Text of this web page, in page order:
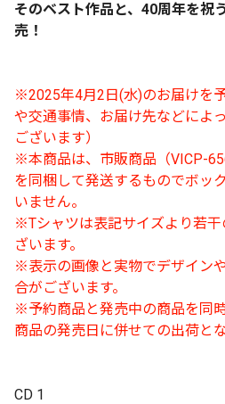
そのベスト作品と、40周年を祝
売！
※2025年4月2日(水)のお届けを
や交通事情、お届け先などによ
ございます）
※本商品は、市販商品（VICP-
を同梱して発送するものでボッ
いません。
※Tシャツは表記サイズより若
ざいます。
※表示の画像と実物でデザイン
合がございます。
※予約商品と発売中の商品を同
商品の発売日に併せての出荷とな
CD 1